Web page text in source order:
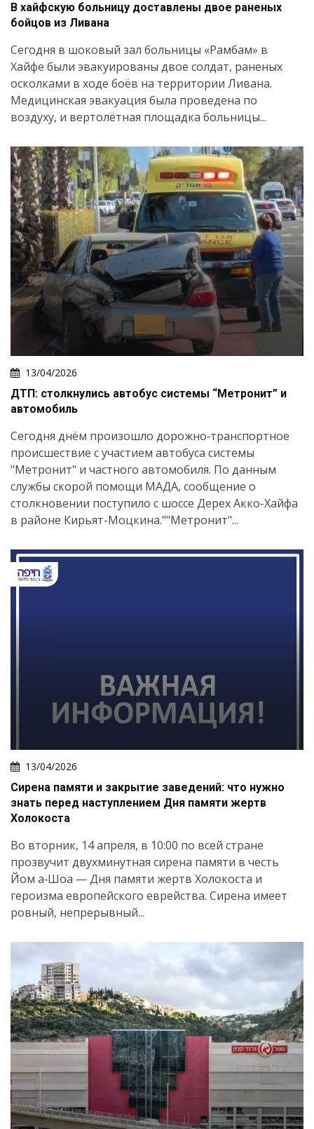
В хайфскую больницу доставлены двое раненых
бойцов из Ливана
Сегодня в шоковый зал больницы «Рамбам» в
Хайфе были эвакуированы двое солдат, раненых
осколками в ходе боёв на территории Ливана.
Медицинская эвакуация была проведена по
воздуху, и вертолётная площадка больницы...
13/04/2026
ДТП: столкнулись автобус системы “Метронит” и
автомобиль
Сегодня днём произошло дорожно‑транспортное
происшествие с участием автобуса системы
"Метронит" и частного автомобиля. По данным
службы скорой помощи МАДА, сообщение о
столкновении поступило с шоссе Дерех Акко-Хайфа
в районе Кирьят-Моцкина.""Метронит"...
13/04/2026
Сирена памяти и закрытие заведений: что нужно
знать перед наступлением Дня памяти жертв
Холокоста
Во вторник, 14 апреля, в 10:00 по всей стране
прозвучит двухминутная сирена памяти в честь
Йом а‑Шоа — Дня памяти жертв Холокоста и
героизма европейского еврейства. Сирена имеет
ровный, непрерывный...